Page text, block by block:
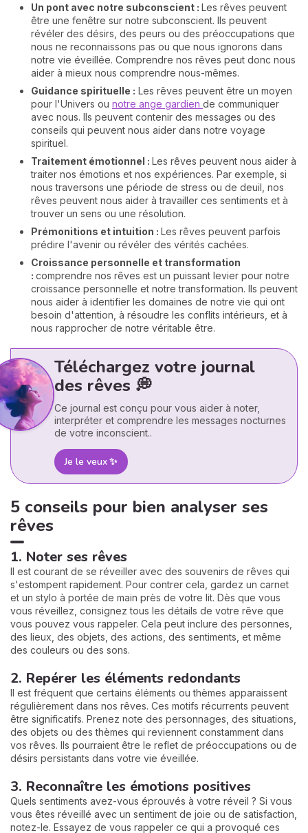
Un pont avec notre subconscient : Les rêves peuvent
être une fenêtre sur notre subconscient. Ils peuvent
révéler des désirs, des peurs ou des préoccupations que
nous ne reconnaissons pas ou que nous ignorons dans
notre vie éveillée. Comprendre nos rêves peut donc nous
aider à mieux nous comprendre nous-mêmes.
Guidance spirituelle : Les rêves peuvent être un moyen
pour l'Univers ou notre ange gardien de communiquer
avec nous. Ils peuvent contenir des messages ou des
conseils qui peuvent nous aider dans notre voyage
spirituel.
Traitement émotionnel : Les rêves peuvent nous aider à
traiter nos émotions et nos expériences. Par exemple, si
nous traversons une période de stress ou de deuil, nos
rêves peuvent nous aider à travailler ces sentiments et à
trouver un sens ou une résolution.
Prémonitions et intuition : Les rêves peuvent parfois
prédire l'avenir ou révéler des vérités cachées.
Croissance personnelle et transformation
: comprendre nos rêves est un puissant levier pour notre
croissance personnelle et notre transformation. Ils peuvent
nous aider à identifier les domaines de notre vie qui ont
besoin d'attention, à résoudre les conflits intérieurs, et à
nous rapprocher de notre véritable être.
Téléchargez votre journal
des rêves 💭
Ce journal est conçu pour vous aider à noter,
interpréter et comprendre les messages nocturnes
de votre inconscient..
Je le veux ✨
5 conseils pour bien analyser ses
rêves
1. Noter ses rêves
Il est courant de se réveiller avec des souvenirs de rêves qui
s'estompent rapidement. Pour contrer cela, gardez un carnet
et un stylo à portée de main près de votre lit. Dès que vous
vous réveillez, consignez tous les détails de votre rêve que
vous pouvez vous rappeler. Cela peut inclure des personnes,
des lieux, des objets, des actions, des sentiments, et même
des couleurs ou des sons.
2. Repérer les éléments redondants
Il est fréquent que certains éléments ou thèmes apparaissent
régulièrement dans nos rêves. Ces motifs récurrents peuvent
être significatifs. Prenez note des personnages, des situations,
des objets ou des thèmes qui reviennent constamment dans
vos rêves. Ils pourraient être le reflet de préoccupations ou de
désirs persistants dans votre vie éveillée.
3. Reconnaître les émotions positives
Quels sentiments avez-vous éprouvés à votre réveil ? Si vous
vous êtes réveillé avec un sentiment de joie ou de satisfaction,
notez-le. Essayez de vous rappeler ce qui a provoqué ces